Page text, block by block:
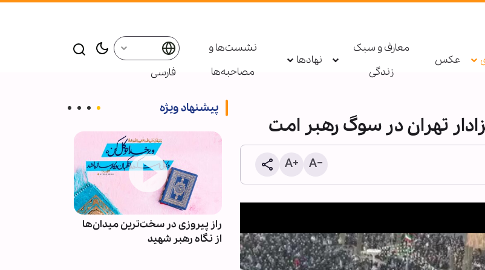
عکس
معارف و سبک
زندگی
نهادها
نشست‌ها و
مصاحبه‌ها
فارسی
تهران در سوگ رهبر امت
پیشنهاد ویژه
دیپلماسی نمایشی، شکست خورده
است
راز پیروزی در سخت‌ترین میدان‌ها
از نگاه رهبر شهید